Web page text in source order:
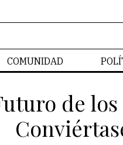
COMUNIDAD
de